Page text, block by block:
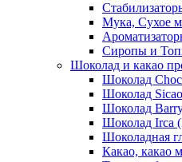
Мука, Сухое
Сиропы и
Шоколад и какао
Шоколад
Шоколад
Шоколад
Шоколад Irca
Шоколадная
Какао, какао